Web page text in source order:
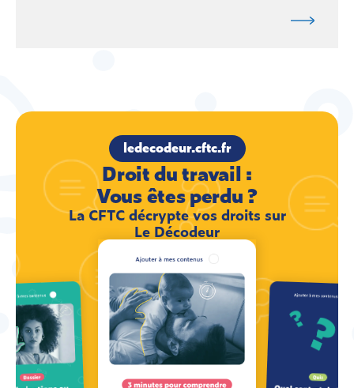
ledecodeur.cftc.fr
Droit du travail :
Vous êtes perdu ?
La CFTC décrypte vos droits sur
Le Décodeur